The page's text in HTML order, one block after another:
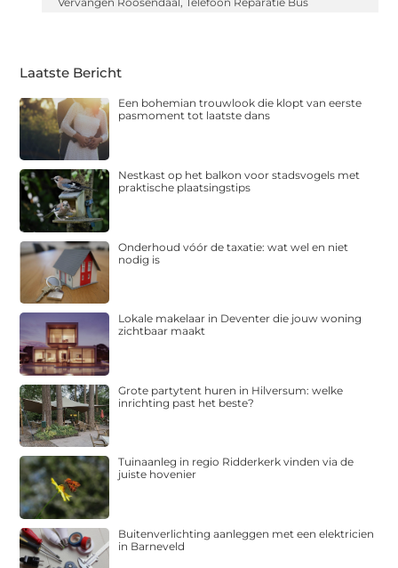
Laatste Bericht
Een bohemian trouwlook die klopt van eerste
pasmoment tot laatste dans
Nestkast op het balkon voor stadsvogels met
praktische plaatsingstips
Onderhoud vóór de taxatie: wat wel en niet
nodig is
Lokale makelaar in Deventer die jouw woning
zichtbaar maakt
Grote partytent huren in Hilversum: welke
inrichting past het beste?
Tuinaanleg in regio Ridderkerk vinden via de
juiste hovenier
Buitenverlichting aanleggen met een elektricien
in Barneveld